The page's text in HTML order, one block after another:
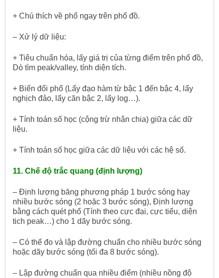
+ Chú thích về phổ ngay trên phổ đồ.
– Xử lý dữ liệu:
+ Tiêu chuẩn hóa, lấy giá trị của từng điểm trên phổ đồ,
Dò tìm peak/valley, tính diện tích.
+ Biến đổi phổ (Lấy đạo hàm từ bậc 1 đến bậc 4, lấy
nghịch đảo, lấy căn bậc 2, lấy log…).
+ Tính toán số học (cộng trừ nhân chia) giữa các dữ
liệu.
+ Tính toán số học giữa các dữ liệu với các hệ số.
11. Chế độ trắc quang (định lượng)
– Định lượng băng phương pháp 1 bước sóng hay
nhiều bước sóng (2 hoặc 3 bước sóng), Định lượng
bằng cách quét phổ (Tính theo cực đại, cực tiểu, diện
tich peak…) cho 1 dãy bước sóng.
– Có thể đo và lập đường chuẩn cho nhiều bước sóng
hoặc dãy bước sóng (tối đa 8 bước sóng).
– Lập đường chuẩn qua nhiều điểm (nhiều nồng độ